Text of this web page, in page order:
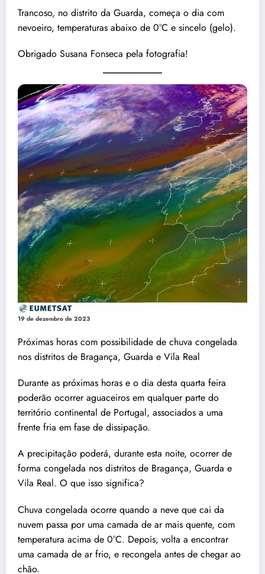
Trancoso, no distrito da Guarda, começa o dia com
nevoeiro, temperaturas abaixo de 0°C e sincelo (gelo).
Obrigado Susana Fonseca pela fotografia!
19 de dezembro de 2023
Próximas horas com possibilidade de chuva congelada
nos distritos de Bragança, Guarda e Vila Real
Durante as próximas horas e o dia desta quarta feira
poderão ocorrer aguaceiros em qualquer parte do
território continental de Portugal, associados a uma
frente fria em fase de dissipação.
A precipitação poderá, durante esta noite, ocorrer de
forma congelada nos distritos de Bragança, Guarda e
Vila Real. O que isso significa?
Chuva congelada ocorre quando a neve que cai da
nuvem passa por uma camada de ar mais quente, com
temperatura acima de 0°C. Depois, volta a encontrar
uma camada de ar frio, e recongela antes de chegar ao
chão.